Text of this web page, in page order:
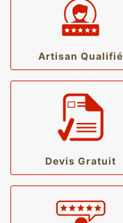
Artisan Qualifié
Devis Gratuit